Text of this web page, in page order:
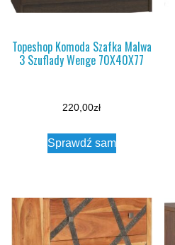
Topeshop Komoda Szafka Malwa
3 Szuflady Wenge 70X40X77
220,00zł
Sprawdź sam